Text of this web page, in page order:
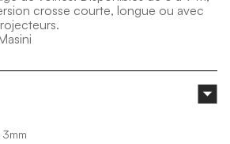
rsion crosse courte, longue ou avec
rojecteurs.
asini